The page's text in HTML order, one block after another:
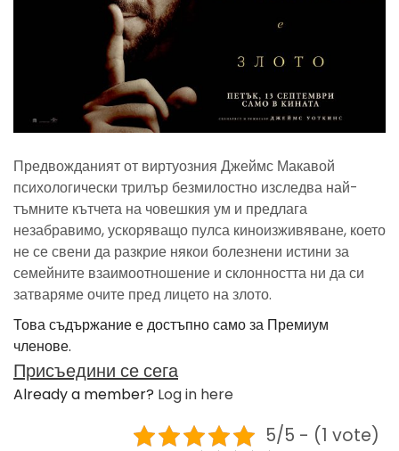
Предвожданият от виртуозния Джеймс Макавой
психологически трилър безмилостно изследва най-
тъмните кътчета на човешкия ум и предлага
незабравимо, ускоряващо пулса киноизживяване, което
не се свени да разкрие някои болезнени истини за
семейните взаимоотношение и склонността ни да си
затваряме очите пред лицето на злото.
Това съдържание е достъпно само за Премиум
членове.
Присъедини се сега
Already a member? Log in here
5/5 - (1 vote)